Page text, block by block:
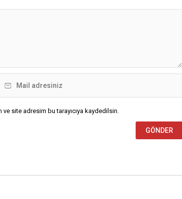
site adresim bu tarayıcıya kaydedilsin.